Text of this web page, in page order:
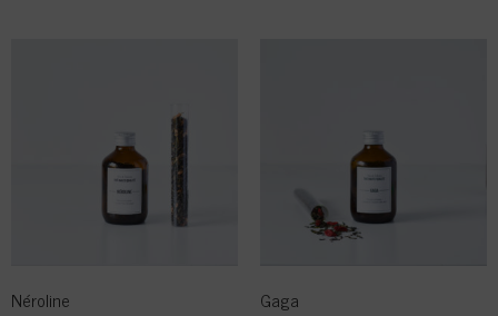
Néroline Gaga